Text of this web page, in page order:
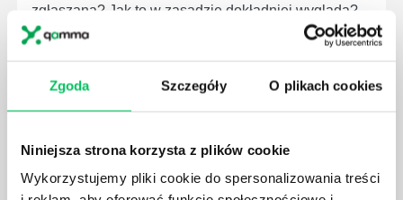
Zgoda Szczegóły O plikach cookies
Niniejsza strona korzysta z plików cookie
Wykorzystujemy pliki cookie do spersonalizowania treści
zgłaszana? Jak to w zasadzie dokładniej wygląda?
Czy z prywatnej posesji można wyciąć cokolwiek?
KTO EGZEKWUJE PRAWO WODNE?
Prawo wodne to dość skomplikowane prawo w